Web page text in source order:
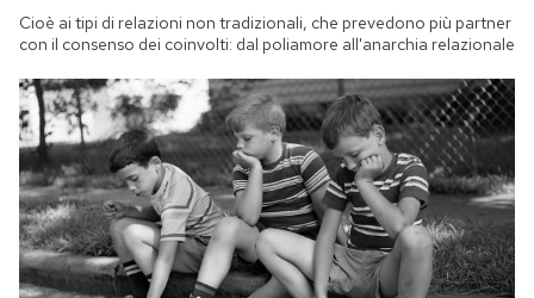
Cioè ai tipi di relazioni non tradizionali, che prevedono più partner
con il consenso dei coinvolti: dal poliamore all'anarchia relazionale